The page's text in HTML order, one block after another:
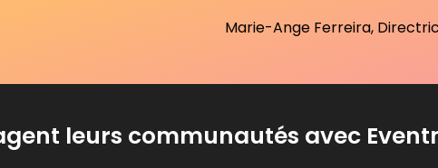
Marie-Ange Ferreira,
leurs communautés avec